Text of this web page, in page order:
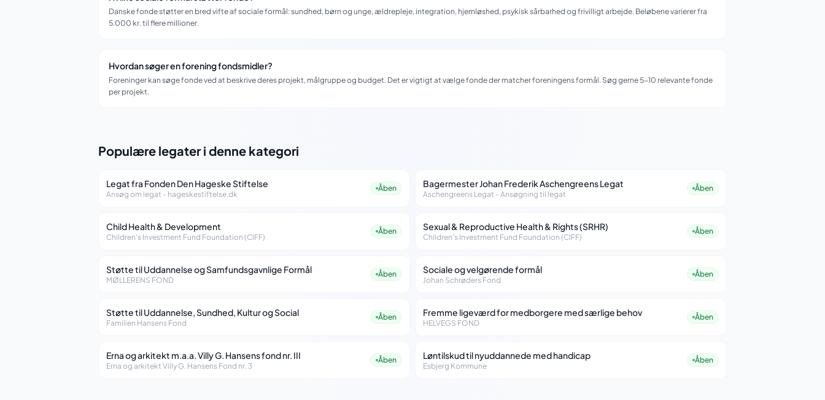
Danske fonde støtter en bred vifte af sociale formål: sundhed, børn og unge, ældrepleje, integration, hjemløshed, psykisk sårbarhed og frivilligt arbejde. Beløbene varierer fra
5.000 kr. til flere millioner.
Hvordan søger en forening fondsmidler?
Foreninger kan søge fonde ved at beskrive deres projekt, målgruppe og budget. Det er vigtigt at vælge fonde der matcher foreningens formål. Søg gerne 5-10 relevante fonde
per projekt.
Populære legater i denne kategori
Legat fra Fonden Den Hageske Stiftelse
Ansøg om legat - hageskestiftelse.dk
Åben Bagermester Johan Frederik Aschengreens Legat
Aschengreens Legat - Ansøgning til legat
Åben
Child Health & Development
Children's Investment Fund Foundation (CIFF)
Åben Sexual & Reproductive Health & Rights (SRHR)
Children's Investment Fund Foundation (CIFF)
Åben
Støtte til Uddannelse og Samfundsgavnlige Formål
MØLLERENS FOND
Åben Sociale og velgørende formål
Johan Schrøders Fond
Åben
Støtte til Uddannelse, Sundhed, Kultur og Social
Familien Hansens Fond
Åben Fremme ligeværd for medborgere med særlige behov
HELVEGS FOND
Åben
Erna og arkitekt m.a.a. Villy G. Hansens fond nr. III
Erna og arkitekt Villy G. Hansens Fond nr. 3
Åben Løntilskud til nyuddannede med handicap
Esbjerg Kommune
Åben